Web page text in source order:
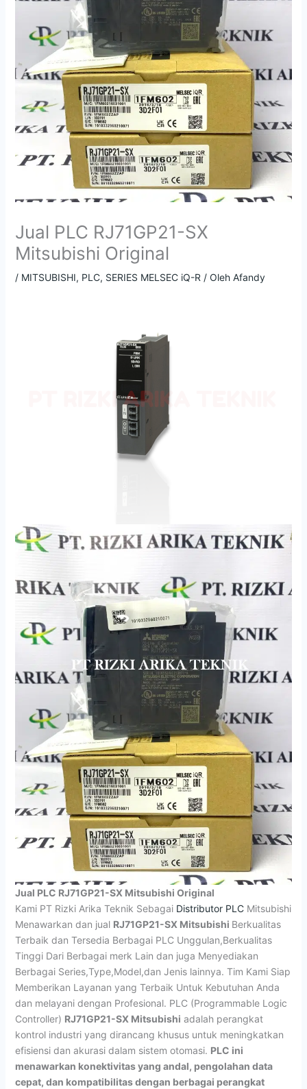
Jual PLC RJ71GP21-SX
Mitsubishi Original
/ MITSUBISHI, PLC, SERIES MELSEC iQ-R / Oleh Afandy
Jual PLC RJ71GP21-SX Mitsubishi Original
Kami PT Rizki Arika Teknik Sebagai Distributor PLCMitsubishi
Menawarkan dan jual RJ71GP21-SX Mitsubishi Berkualitas
Terbaik dan Tersedia Berbagai PLC Unggulan,Berkualitas
Tinggi Dari Berbagai merk Lain dan juga Menyediakan
Berbagai Series,Type,Model,dan Jenis lainnya. Tim Kami Siap
Memberikan Layanan yang Terbaik Untuk Kebutuhan Anda
dan melayani dengan Profesional. PLC (Programmable Logic
Controller) RJ71GP21-SX Mitsubishi adalah perangkat
kontrol industri yang dirancang khusus untuk meningkatkan
efisiensi dan akurasi dalam sistem otomasi. PLC ini
menawarkan konektivitas yang andal, pengolahan data
cepat, dan kompatibilitas dengan berbagai perangkat